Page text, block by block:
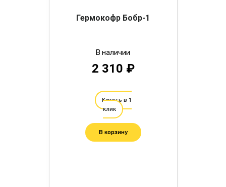
Гермокофр Бобр-1
В наличии
2 310 ₽
Купить в 1
клик
В корзину